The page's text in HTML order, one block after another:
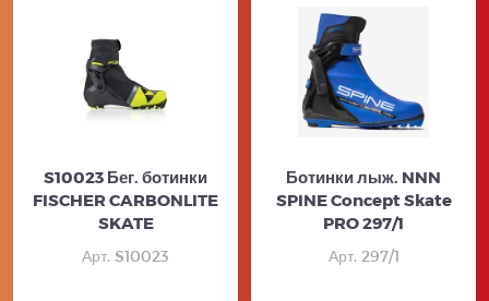
S10023 Бег. ботинки
FISCHER CARBONLITE
SKATE
Арт. S10023
Ботинки лыж. NNN
SPINE Concept Skate
PRO 297/1
Арт. 297/1